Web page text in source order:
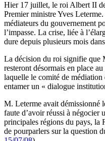
Hier 17 juillet, le roi Albert II
Premier ministre Yves
médiateurs du gouvernement
l’impasse. La crise, liée à
dure depuis plusieurs mois
La décision du roi signifie que
resteront désormais en place
laquelle le comité de médiation
entamer un « dialogue
M. Leterme avait démissionné
faute d’avoir réussi à négocier
principales régions du pays, la
de pourparlers sur la question